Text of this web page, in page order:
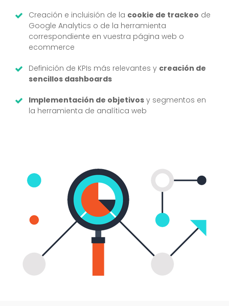
Creación e incluisión de la cookie de trackeo de
Google Analytics o de la herramienta
correspondiente en vuestra página web o
ecommerce
Definición de KPIs más relevantes y creación de
sencillos dashboards
Implementación de objetivosy segmentos en
la herramienta de analítica web